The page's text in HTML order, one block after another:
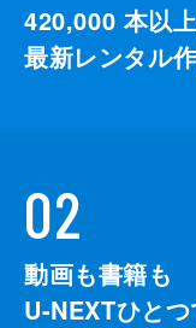
420,000 本以
最新レンタル
02
動画も書籍も
U-NEXTひとつ